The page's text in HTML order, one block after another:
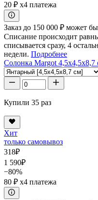
20 ₽ x4 платежа
Заказ до 150 000 ₽ может
Списание происходит
списывается сразу, 4
недели. Подробнее
Солонка Margot 4,5x4,5x8,7
Купили 35 раз
Хит
только самовывоз
318₽
1 590₽
−80%
80 ₽ x4 платежа